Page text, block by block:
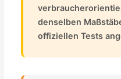
denselben
offiziellen Tests